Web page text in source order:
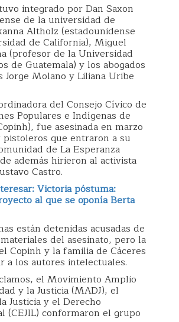
integrado por Dan Saxon
de la universidad de
Altholz (estadounidense
de California), Miguel
(profesor de la Universidad
de Guatemala) y los abogados
Jorge Molano y Liliana Uribe
del Consejo Cívico de
Populares e Indígenas de
fue asesinada en marzo
pistoleros que entraron a su
de La Esperanza
además hirieron al activista
Castro.
Victoria póstuma:
al que se oponía Berta
están detenidas acusadas de
del asesinato, pero la
Copinh y la familia de Cáceres
a los autores intelectuales.
el Movimiento Amplio
y la Justicia (MADJ), el
Justicia y el Derecho
(CEJIL) conformaron el grupo